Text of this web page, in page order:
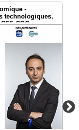
-
technologiques,
CGC